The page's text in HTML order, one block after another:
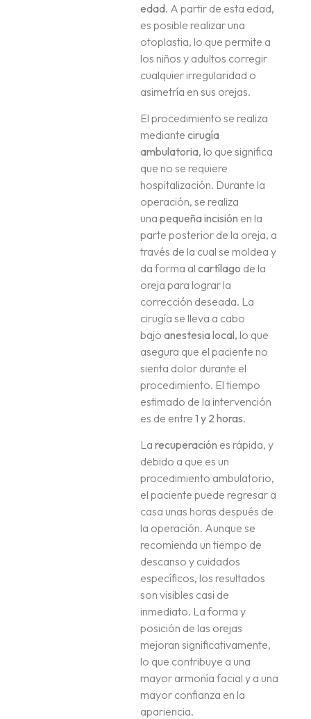
edad. A partir de esta edad,
es posible realizar una
otoplastia, lo que permite a
los niños y adultos corregir
cualquier irregularidad o
asimetría en sus orejas.
El procedimiento se realiza
mediante cirugía
ambulatoria, lo que significa
que no se requiere
hospitalización. Durante la
operación, se realiza
una pequeña incisión en la
parte posterior de la oreja, a
través de la cual se moldea y
da forma al cartílago de la
oreja para lograr la
corrección deseada. La
cirugía se lleva a cabo
bajo anestesia local, lo que
asegura que el paciente no
sienta dolor durante el
procedimiento. El tiempo
estimado de la intervención
es de entre 1 y 2 horas.
La recuperación es rápida, y
debido a que es un
procedimiento ambulatorio,
el paciente puede regresar a
casa unas horas después de
la operación. Aunque se
recomienda un tiempo de
descanso y cuidados
específicos, los resultados
son visibles casi de
inmediato. La forma y
posición de las orejas
mejoran significativamente,
lo que contribuye a una
mayor armonía facial y a una
mayor confianza en la
apariencia.